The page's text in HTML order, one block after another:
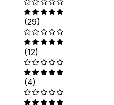
(29)
(12)
(4)